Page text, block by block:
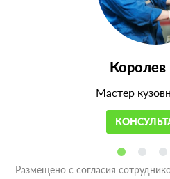
Королев
Мастер
Размещено с согласия